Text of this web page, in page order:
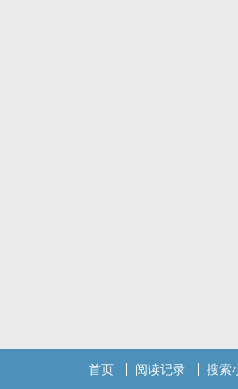
首页 阅读记录 搜索